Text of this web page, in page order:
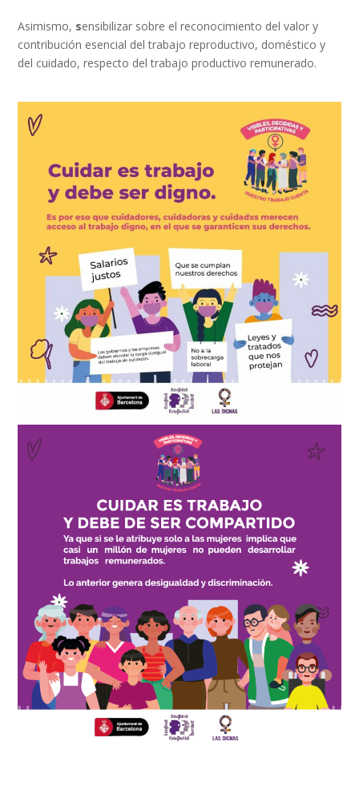
Asimismo, sensibilizar sobre el reconocimiento del valor y
contribución esencial del trabajo reproductivo, doméstico y
del cuidado, respecto del trabajo productivo remunerado.